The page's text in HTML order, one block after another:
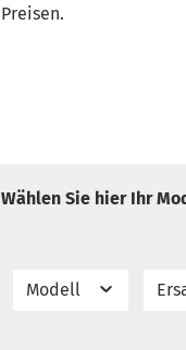
Preisen.
Wählen Sie hier Ihr
Modell